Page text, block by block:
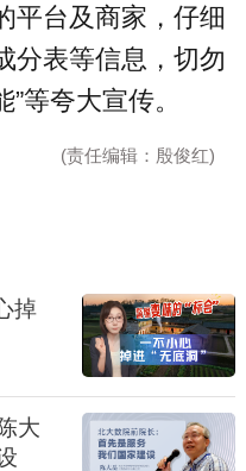
平台及商家，仔细
分表等信息，切勿
”等夸大宣传。
(责任编辑：殷俊红)
掉
大